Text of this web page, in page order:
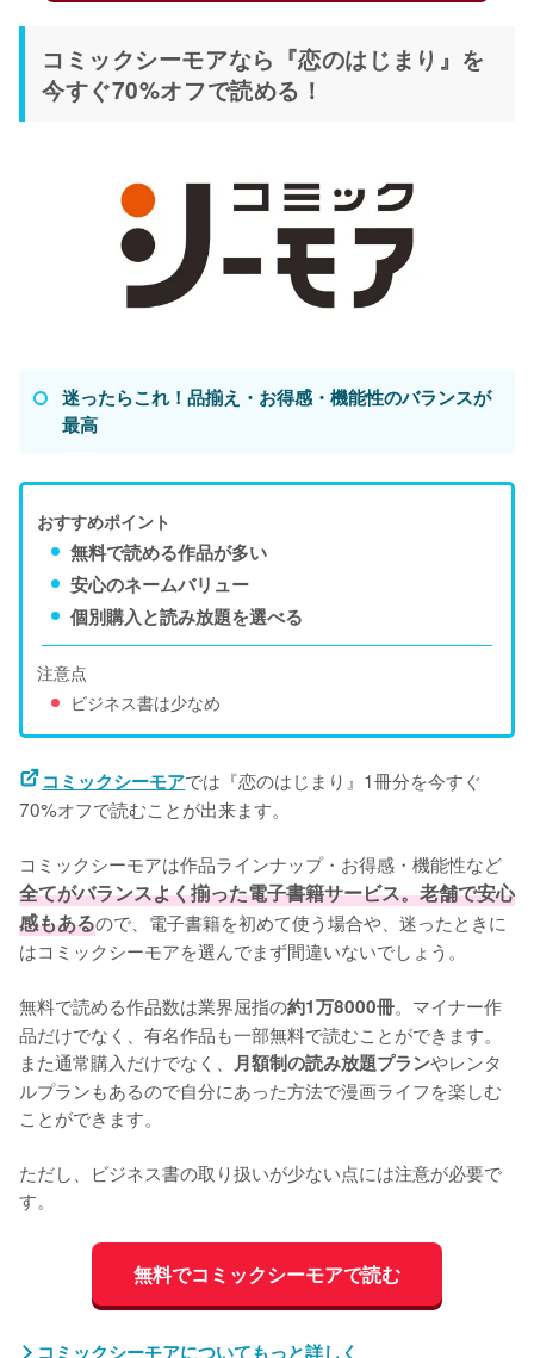
コミックシーモアなら『恋のはじまり』を
今すぐ70%オフで読める！
迷ったらこれ！品揃え・お得感・機能性のバランスが
最高
おすすめポイント
無料で読める作品が多い
安心のネームバリュー
個別購入と読み放題を選べる
注意点
ビジネス書は少なめ
コミックシーモアでは『恋のはじまり』1冊分を今すぐ
70%オフで読むことが出来ます。
コミックシーモアは作品ラインナップ・お得感・機能性など
全てがバランスよく揃った電子書籍サービス。老舗で安心
感もあるので、電子書籍を初めて使う場合や、迷ったときに
はコミックシーモアを選んでまず間違いないでしょう。
無料で読める作品数は業界屈指の約1万8000冊。マイナー作
品だけでなく、有名作品も一部無料で読むことができます。
また通常購入だけでなく、 月額制の読み放題プランやレンタ
ルプランもあるので自分にあった方法で漫画ライフを楽しむ
ことができます。
ただし、ビジネス書の取り扱いが少ない点には注意が必要で
す。
無料でコミックシーモアで読む
コミックシーモアについてもっと詳しく